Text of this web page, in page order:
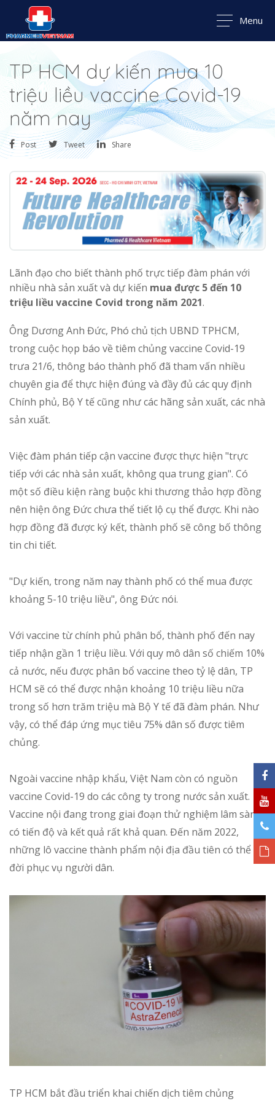
Menu
TP HCM dự kiến mua 10
triệu liều vaccine Covid-19
năm nay
Post Tweet Share
Lãnh đạo cho biết thành phố trực tiếp đàm phán với
nhiều nhà sản xuất và dự kiến mua được 5 đến 10
triệu liều vaccine Covid trong năm 2021.
Ông Dương Anh Đức, Phó chủ tịch UBND TPHCM,
trong cuộc họp báo về tiêm chủng vaccine Covid-19
trưa 21/6, thông báo thành phố đã tham vấn nhiều
chuyên gia để thực hiện đúng và đầy đủ các quy định
Chính phủ, Bộ Y tế cũng như các hãng sản xuất, các nhà
sản xuất.
Việc đàm phán tiếp cận vaccine được thực hiện "trực
tiếp với các nhà sản xuất, không qua trung gian". Có
một số điều kiện ràng buộc khi thương thảo hợp đồng
nên hiện ông Đức chưa thể tiết lộ cụ thể được. Khi nào
hợp đồng đã được ký kết, thành phố sẽ công bố thông
tin chi tiết.
"Dự kiến, trong năm nay thành phố có thể mua được
khoảng 5-10 triệu liều", ông Đức nói.
Với vaccine từ chính phủ phân bổ, thành phố đến nay
tiếp nhận gần 1 triệu liều. Với quy mô dân số chiếm 10%
cả nước, nếu được phân bổ vaccine theo tỷ lệ dân, TP
HCM sẽ có thể được nhận khoảng 10 triệu liều nữa
trong số hơn trăm triệu mà Bộ Y tế đã đàm phán. Như
vậy, có thể đáp ứng mục tiêu 75% dân số được tiêm
chủng.
Ngoài vaccine nhập khẩu, Việt Nam còn có nguồn
vaccine Covid-19 do các công ty trong nước sản xuất.
Vaccine nội đang trong giai đoạn thử nghiệm lâm sàng,
có tiến độ và kết quả rất khả quan. Đến năm 2022,
những lô vaccine thành phẩm nội địa đầu tiên có thể ra
đời phục vụ người dân.
TP HCM bắt đầu triển khai chiến dịch tiêm chủng